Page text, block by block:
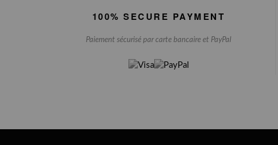
100% SECURE PAYMENT
Paiement sécurisé par carte bancaire et PayPal